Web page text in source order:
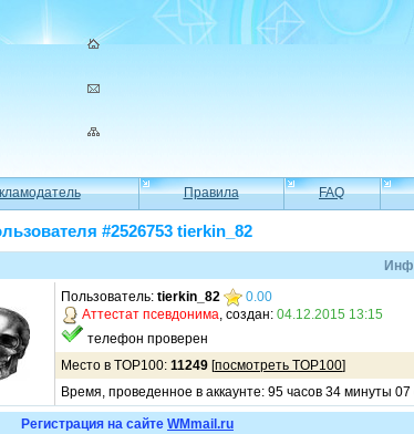
Правила FAQ
#2526753 tierkin_82
Пользователь: tierkin_82
0.00
Аттестат псевдонима, создан: 04.12.2015 13:15
телефон проверен
Место в TOP100: 11249 [посмотреть TOP100]
Время, проведенное в аккаунте: 95 часов 34 минуты 07
Регистрация на сайте WMmail.ru